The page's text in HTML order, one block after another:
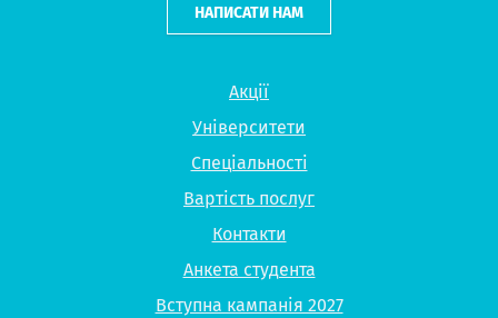
Акції
Університети
Спеціальності
Вартість послуг
Контакти
Анкета студента
Вступна кампанія 2027
НАПИСАТИ НАМ